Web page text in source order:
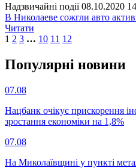
Надзвичайні події 08.10.2020
В Николаеве сожгли авто
Читати
1 2 3 … 10 11 12
Популярнi новини
07.08
Нацбанк очікує прискорення
зростання економіки на 1,8%
07.08
На Миколаївщині у пункті